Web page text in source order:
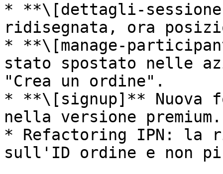
* **\[dettagli-
ridisegnata, ora
* **\[manage-
stato spostato nelle
"Crea un ordine".
* **\[signup]** Nuova
nella versione premium.
* Refactoring IPN: la
sull'ID ordine e non